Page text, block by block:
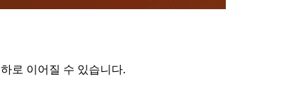
로 이어질 수 있습니다.